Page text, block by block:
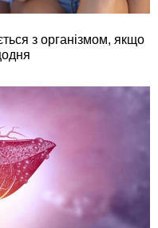
з організмом, якщо